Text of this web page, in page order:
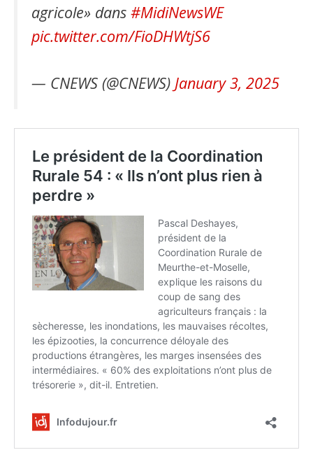
agricole» dans #MidiNewsWE
pic.twitter.com/FioDHWtjS6
— CNEWS (@CNEWS) January 3, 2025